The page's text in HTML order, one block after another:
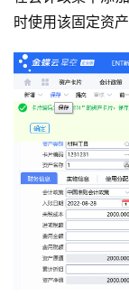
首
页
f
Sign in
时使用该固定资产